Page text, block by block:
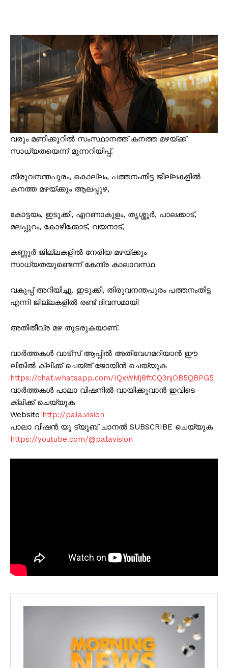
വരും മണിക്കൂറിൽ സംസ്ഥാനത്ത് കനത്ത മഴയ്ക്ക്
സാധ്യതയെന്ന് മുന്നറിയിപ്പ്.
തിരുവനന്തപുരം, കൊല്ലം, പത്തനംതിട്ട ജില്ലകളിൽ
കനത്ത മഴയ്ക്കും ആലപ്പുഴ,
കോട്ടയം, ഇടുക്കി, എറണാകുളം, തൃശ്ശൂർ, പാലക്കാട്,
മലപ്പുറം, കോഴിക്കോട്, വയനാട്,
കണ്ണൂർ ജില്ലകളിൽ നേരിയ മഴയ്ക്കും
സാധ്യതയുണ്ടെന്ന് കേന്ദ്ര കാലാവസ്ഥ
വകുപ്പ് അറിയിച്ചു. ഇടുക്കി, തിരുവനന്തപുരം പത്തനംതിട്ട
എന്നി ജില്ലകളിൽ രണ്ട് ദിവസമായി
അതിതീവ്ര മഴ തുടരുകയാണ്.
വാർത്തകൾ വാട്സ് ആപ്പിൽ അതിവേഗമറിയാൻ ഈ
ലിങ്കിൽ ക്ലിക്ക് ചെയ്ത് ജോയിൻ ചെയ്യുക
https://chat.whatsapp.com/IQxWMj8ftCQ3njOB5QBPG5
വാർത്തകൾ പാലാ വിഷനിൽ വായിക്കുവാൻ ഇവിടെ
ക്ലിക്ക് ചെയ്യുക
Website http://pala.vision
പാലാ വിഷൻ യൂ ട്യൂബ് ചാനൽ SUBSCRIBE ചെയ്യുക
https://youtube.com/@palavision